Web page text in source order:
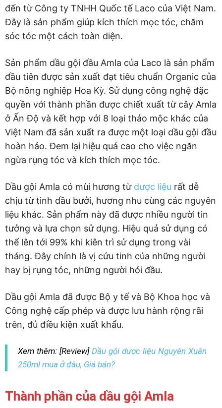
đến từ Công ty TNHH Quốc tế Laco của Việt Nam.
Đây là sản phẩm giúp kích thích mọc tóc, chăm
sóc tóc một cách toàn diện.
Sản phẩm dầu gội đầu Amla của Laco là sản phẩm
đầu tiên được sản xuất đạt tiêu chuẩn Organic của
Bộ nông nghiệp Hoa Kỳ. Sử dụng công nghệ đặc
quyền với thành phần được chiết xuất từ cây Amla
ở Ấn Độ và kết hợp với 8 loại thảo mộc khác của
Việt Nam đã sản xuất ra được một loại dầu gội đầu
hoàn hảo. Đem lại hiệu quả cao cho việc ngăn
ngừa rụng tóc và kích thích mọc tóc.
Dầu gội Amla có mùi hương từ dược liệu rất dễ
chịu từ tinh dầu bưởi, hương nhu cùng các nguyên
liệu khác. Sản phẩm này đã được nhiều người tin
tưởng và lựa chọn sử dụng. Hiệu quả sử dụng có
thể lên tới 99% khi kiên trì sử dụng trong vài
tháng. Đây chính là vị cứu tinh của những người
hay bị rụng tóc, những người hói đầu.
Dầu gội Amla đã được Bộ y tế và Bộ Khoa học và
Công nghệ cấp phép và được lưu hành rộng rãi
trên, đủ điều kiện xuất khẩu.
Xem thêm: [Review]Dầu gội dược liệu Nguyên Xuân
250ml mua ở đâu, Giá bán?
Thành phần của dầu gội Amla